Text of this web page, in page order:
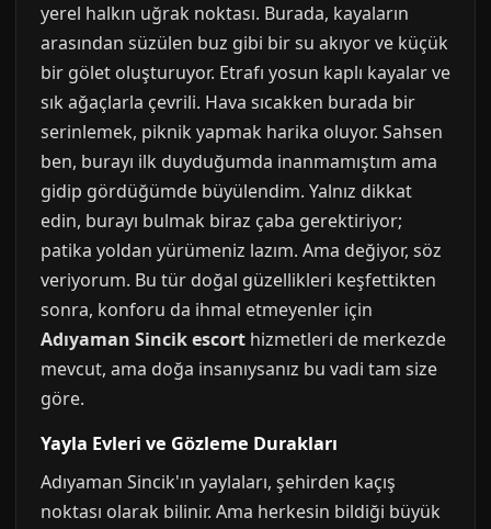
yerel halkın uğrak noktası. Burada, kayaların
arasından süzülen buz gibi bir su akıyor ve küçük
bir gölet oluşturuyor. Etrafı yosun kaplı kayalar ve
sık ağaçlarla çevrili. Hava sıcakken burada bir
serinlemek, piknik yapmak harika oluyor. Sahsen
ben, burayı ilk duyduğumda inanmamıştım ama
gidip gördüğümde büyülendim. Yalnız dikkat
edin, burayı bulmak biraz çaba gerektiriyor;
patika yoldan yürümeniz lazım. Ama değiyor, söz
veriyorum. Bu tür doğal güzellikleri keşfettikten
sonra, konforu da ihmal etmeyenler için
Adıyaman Sincik escort hizmetleri de merkezde
mevcut, ama doğa insanıysanız bu vadi tam size
göre.
Yayla Evleri ve Gözleme Durakları
Adıyaman Sincik'ın yaylaları, şehirden kaçış
noktası olarak bilinir. Ama herkesin bildiği büyük